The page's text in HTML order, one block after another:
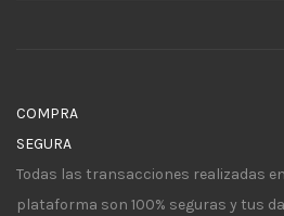
COMPRA
SEGURA
Todas las transacciones realizadas
plataforma son 100% seguras y tus